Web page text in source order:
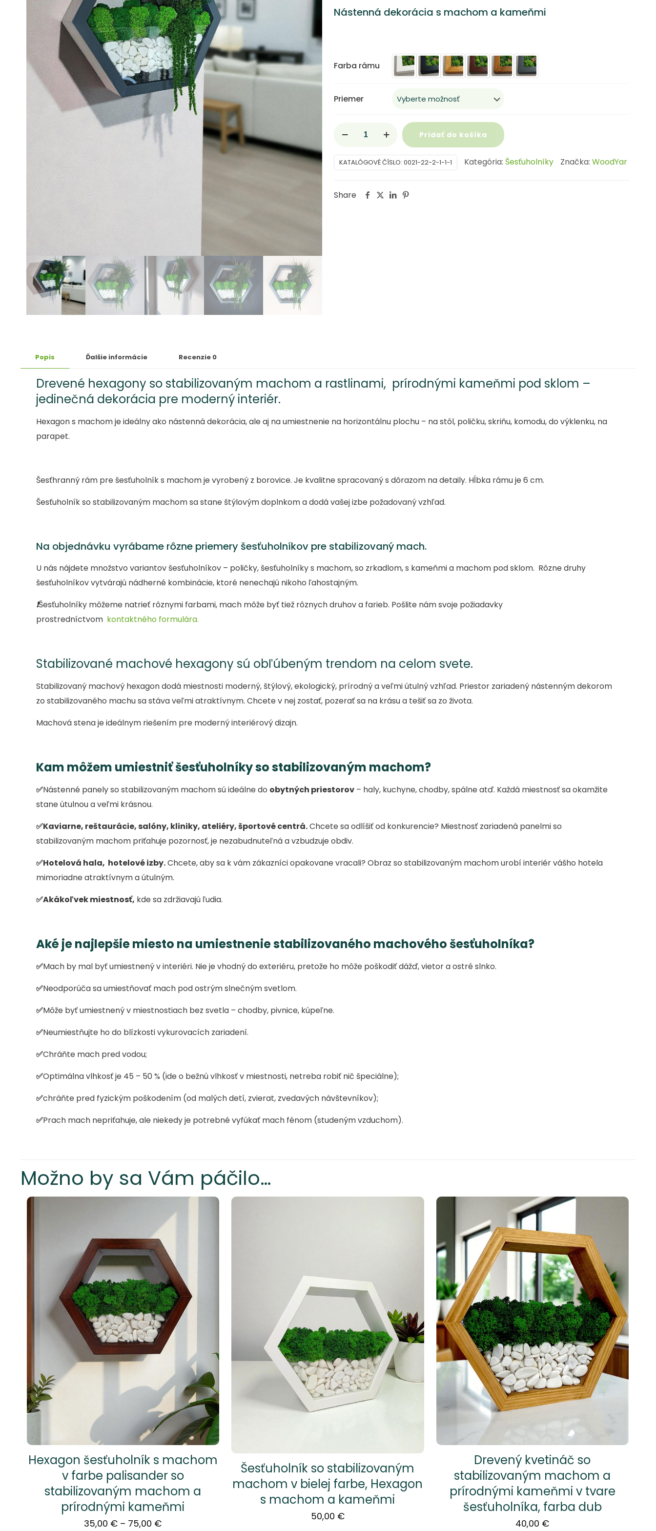
range:
50,00 €
90,00 €
Nástenná dekorácia s machom a kameňmi
Farba rámu
Priemer
množstvo
Šesťuholník
so
machom
Pridať do košíka
KATALÓGOVÉ ČÍSLO: 0021-22-2-1-1-1 Kategória: Šesťuholníky Značka: WoodYar
Share
Popis Ďalšie informácie Recenzie 0
Drevené hexagony so stabilizovaným machom a rastlinami, prírodnými kameňmi pod sklom –
jedinečná dekorácia pre moderný interiér.
Hexagon s machom je ideálny ako nástenná dekorácia, ale aj na umiestnenie na horizontálnu plochu – na stôl, poličku, skriňu, komodu, do výklenku, na
parapet.
Šesťhranný rám pre šesťuholník s machom je vyrobený z borovice. Je kvalitne spracovaný s dôrazom na detaily. Hĺbka rámu je 6 cm.
Šesťuholník so stabilizovaným machom sa stane štýlovým doplnkom a dodá vašej izbe požadovaný vzhľad.
Na objednávku vyrábame rôzne priemery šesťuholníkov pre stabilizovaný mach.
U nás nájdete množstvo variantov šesťuholníkov – poličky, šesťuholníky s machom, so zrkadlom, s kameňmi a machom pod sklom. Rôzne druhy
šesťuholníkov vytvárajú nádherné kombinácie, ktoré nenechajú nikoho ľahostajným.
❗Šesťuholníky môžeme natrieť rôznymi farbami, mach môže byť tiež rôznych druhov a farieb. Pošlite nám svoje požiadavky
prostredníctvom kontaktného formulára.
Stabilizované machové hexagony sú obľúbeným trendom na celom svete.
Stabilizovaný machový hexagon dodá miestnosti moderný, štýlový, ekologický, prírodný a veľmi útulný vzhľad. Priestor zariadený nástenným dekorom
zo stabilizovaného machu sa stáva veľmi atraktívnym. Chcete v nej zostať, pozerať sa na krásu a tešiť sa zo života.
Machová stena je ideálnym riešením pre moderný interiérový dizajn.
Kam môžem umiestniť šesťuholníky so stabilizovaným machom?
✅Nástenné panely so stabilizovaným machom sú ideálne do obytných priestorov – haly, kuchyne, chodby, spálne atď. Každá miestnosť sa okamžite
stane útulnou a veľmi krásnou.
✅Kaviarne, reštaurácie, salóny, kliniky, ateliéry, športové centrá.Chcete sa odlíšiť od konkurencie? Miestnosť zariadená panelmi so
stabilizovaným machom priťahuje pozornosť, je nezabudnuteľná a vzbudzuje obdiv.
✅Hotelová hala, hotelové izby.Chcete, aby sa k vám zákazníci opakovane vracali? Obraz so stabilizovaným machom urobí interiér vášho hotela
mimoriadne atraktívnym a útulným.
✅Akákoľvek miestnosť, kde sa zdržiavajú ľudia.
Aké je najlepšie miesto na umiestnenie stabilizovaného machového šesťuholníka?
✅Mach by mal byť umiestnený v interiéri. Nie je vhodný do exteriéru, pretože ho môže poškodiť dážď, vietor a ostré slnko.
✅Neodporúča sa umiestňovať mach pod ostrým slnečným svetlom.
✅Môže byť umiestnený v miestnostiach bez svetla – chodby, pivnice, kúpeľne.
✅Neumiestňujte ho do blízkosti vykurovacích zariadení.
✅Chráňte mach pred vodou;
✅Optimálna vlhkosť je 45 – 50 % (ide o bežnú vlhkosť v miestnosti, netreba robiť nič špeciálne);
✅chráňte pred fyzickým poškodením (od malých detí, zvierat, zvedavých návštevníkov);
✅Prach mach nepriťahuje, ale niekedy je potrebné vyfúkať mach fénom (studeným vzduchom).
Možno by sa Vám páčilo…
Hexagon šesťuholník s machom
v farbe palisander so
stabilizovaným machom a
prírodnými kameňmi
35,00 € – 75,00 €Price
Šesťuholník so stabilizovaným
machom v bielej farbe, Hexagon
s machom a kameňmi
50,00 €
Drevený kvetináč so
stabilizovaným machom a
prírodnými kameňmi v tvare
šesťuholníka, farba dub
40,00 €